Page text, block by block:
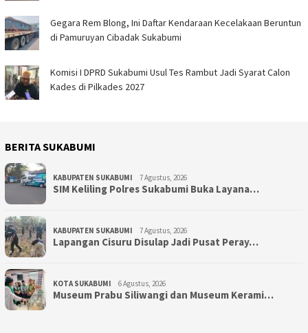
Gegara Rem Blong, Ini Daftar Kendaraan Kecelakaan Beruntun
di Pamuruyan Cibadak Sukabumi
Komisi I DPRD Sukabumi Usul Tes Rambut Jadi Syarat Calon
Kades di Pilkades 2027
BERITA SUKABUMI
KABUPATEN SUKABUMI 7 Agustus, 2026
SIM Keliling Polres Sukabumi Buka Layana…
KABUPATEN SUKABUMI 7 Agustus, 2026
Lapangan Cisuru Disulap Jadi Pusat Peray…
KOTA SUKABUMI 6 Agustus, 2026
Museum Prabu Siliwangi dan Museum Kerami…